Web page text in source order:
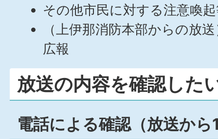
その他市民に対する注意喚
（上伊那消防本部からの放
広報
放送の内容を確認した
電話による確認（放送から